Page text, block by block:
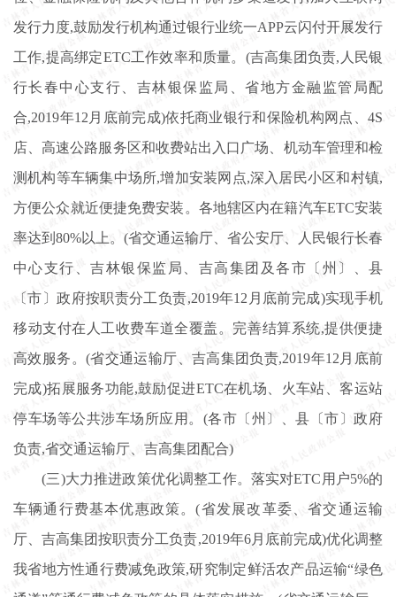
发行力度,鼓励发行机构通过银行业统一APP云闪付开展发行
工作,提高绑定ETC工作效率和质量。(吉高集团负责,人民银
行长春中心支行、吉林银保监局、省地方金融监管局配
合,2019年12月底前完成)依托商业银行和保险机构网点、4S
店、高速公路服务区和收费站出入口广场、机动车管理和检
测机构等车辆集中场所,增加安装网点,深入居民小区和村镇,
方便公众就近便捷免费安装。各地辖区内在籍汽车ETC安装
率达到80%以上。(省交通运输厅、省公安厅、人民银行长春
中心支行、吉林银保监局、吉高集团及各市〔州〕、县
〔市〕政府按职责分工负责,2019年12月底前完成)实现手机
移动支付在人工收费车道全覆盖。完善结算系统,提供便捷
高效服务。(省交通运输厅、吉高集团负责,2019年12月底前
完成)拓展服务功能,鼓励促进ETC在机场、火车站、客运站
停车场等公共涉车场所应用。(各市〔州〕、县〔市〕政府
负责,省交通运输厅、吉高集团配合)
(三)大力推进政策优化调整工作。落实对ETC用户5%的
车辆通行费基本优惠政策。(省发展改革委、省交通运输
厅、吉高集团按职责分工负责,2019年6月底前完成)优化调整
我省地方性通行费减免政策,研究制定鲜活农产品运输“绿色